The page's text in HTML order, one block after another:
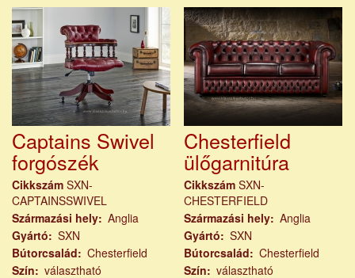
Captains Swivel
forgószék
Cikkszám SXN-
CAPTAINSSWIVEL
Származási hely Anglia
Gyártó
SXN
Bútorcsalád
Chesterfield
Szín
választható
Chesterfield
ülőgarnitúra
Cikkszám SXN-
CHESTERFIELD
Származási hely
Anglia
Gyártó
SXN
Bútorcsalád
Chesterfield
Szín
választható